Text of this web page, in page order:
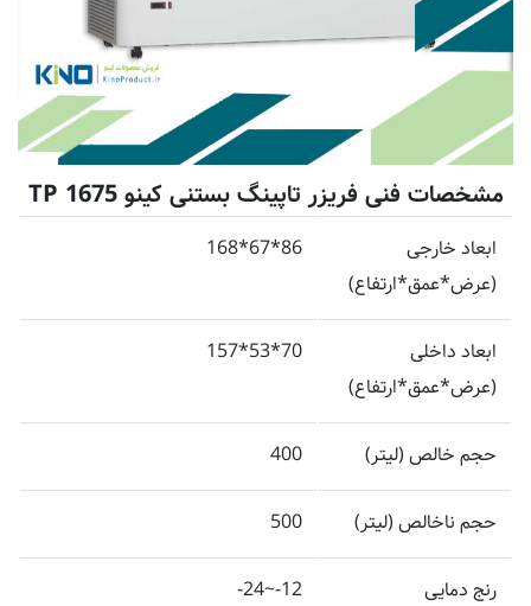
مشخصات فنی فریزر تاپینگ بستنی کینو TP 1675
ابعاد خارجی
(عرض*عمق*ارتفاع)
86*67*168
ابعاد داخلی
(عرض*عمق*ارتفاع)
70*53*157
حجم خالص (لیتر) 400
حجم ناخالص (لیتر) 500
رنج دمایی 12-~24-